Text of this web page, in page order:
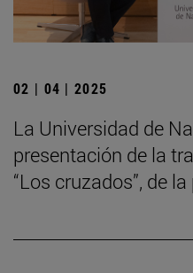
02 | 04 | 2025
La Universidad de
presentación de la
“Los cruzados”, de